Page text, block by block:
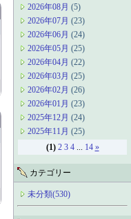
2026年08月 (5)
2026年07月 (23)
2026年06月 (24)
2026年05月 (25)
2026年04月 (22)
2026年03月 (25)
2026年02月 (26)
2026年01月 (23)
2025年12月 (24)
2025年11月 (25)
(1) 2 3 4... 14 »
カテゴリー
未分類(530)